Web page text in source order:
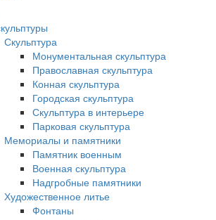
Скульптура
Монументальная скульптура
Православная скульптура
Конная скульптура
Городская скульптура
Скульптура в интерьере
Парковая скульптура
Мемориалы и памятники
Памятник военным
Военная скульптура
Надгробные памятники
Художественное литье
Фонтаны